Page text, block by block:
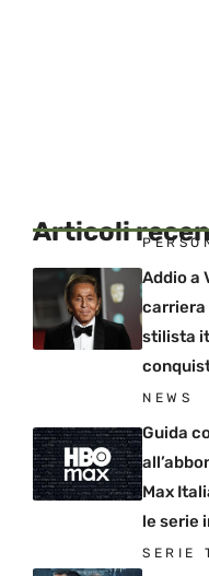
Articoli
Addio a
carriera
stilista
NEWS
Guida
Max
le serie
SERIE